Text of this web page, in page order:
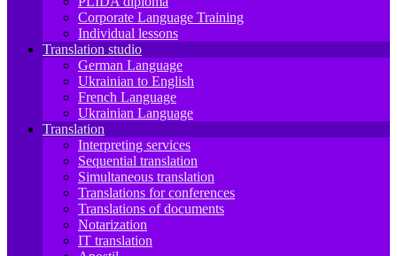
Corporate Language Training
Individual lessons
Translation studio
German Language
Ukrainian to English
French Language
Ukrainian Language
Translation
Interpreting services
Sequential translation
Simultaneous translation
Translations for conferences
Translations of documents
Notarization
IT translation